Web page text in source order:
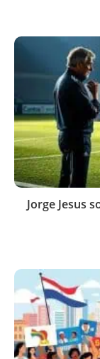
Jorge Jesus